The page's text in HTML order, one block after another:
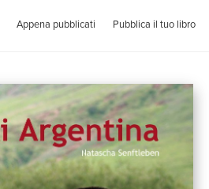
Appena pubblicati Pubblica il tuo libro